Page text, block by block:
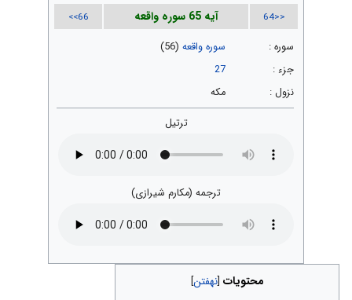
<<64 آیه 65 سوره واقعه 66>>
سوره : سوره واقعه (56)
جزء :
27
نزول :
مکه
ترتیل
ترجمه (مکارم شیرازی)
محتویات